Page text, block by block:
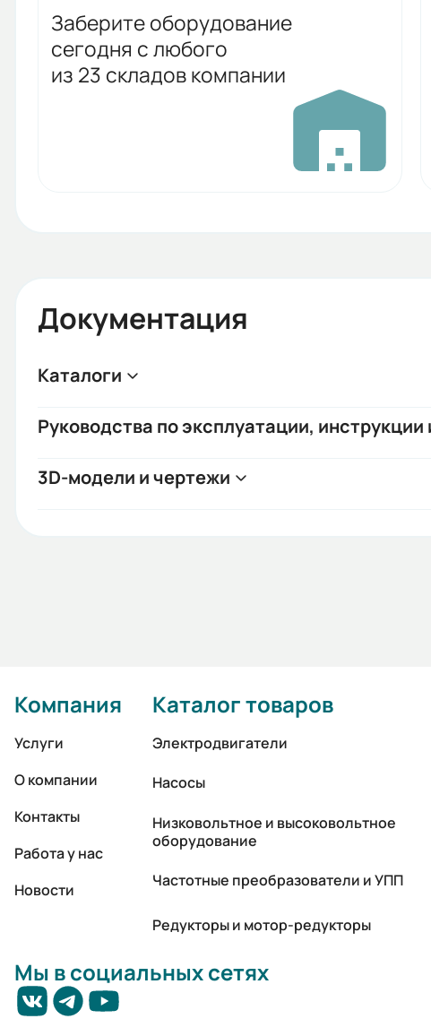
Заберите оборудование
сегодня с любого
из 23 складов компании
Документация
Каталоги
Руководства по эксплуатации, инструкции
3D-модели и чертежи
Компания
Услуги
О компании
Контакты
Работа у нас
Новости
Каталог товаров
Электродвигатели
Насосы
Низковольтное и высоковольтное
оборудование
Частотные преобразователи и УПП
Редукторы и мотор-редукторы
Мы в социальных сетях